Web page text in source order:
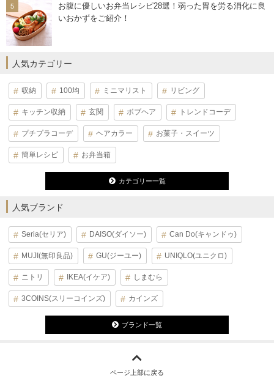
お腹に優しいお弁当レシピ28選！弱った胃を労る消化に良
いおかずをご紹介！
人気カテゴリー
収納 100均 ミニマリスト リビング
キッチン収納 玄関 ボブヘア トレンドコーデ
プチプラコーデ ヘアカラー お菓子・スイーツ
簡単レシピ お弁当箱
カテゴリー一覧
人気ブランド
Seria(セリア) DAISO(ダイソー) Can Do(キャンドゥ)
MUJI(無印良品) GU(ジーユー) UNIQLO(ユニクロ)
ニトリ IKEA(イケア) しまむら
3COINS(スリーコインズ) カインズ
ブランド一覧
ページ上部に戻る